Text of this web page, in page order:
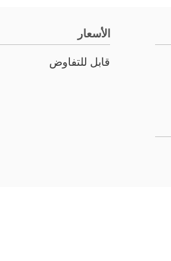
الأسعار
قابل للتفاوض